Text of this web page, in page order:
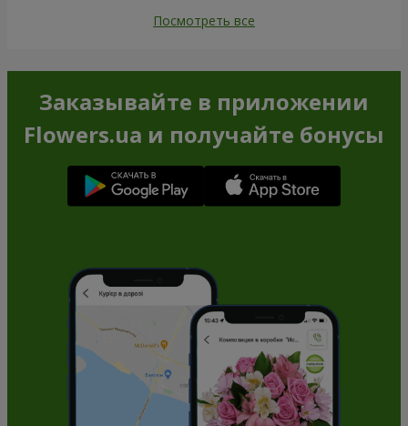
Посмотреть все
Заказывайте в приложении
Flowers.ua и получайте бонусы